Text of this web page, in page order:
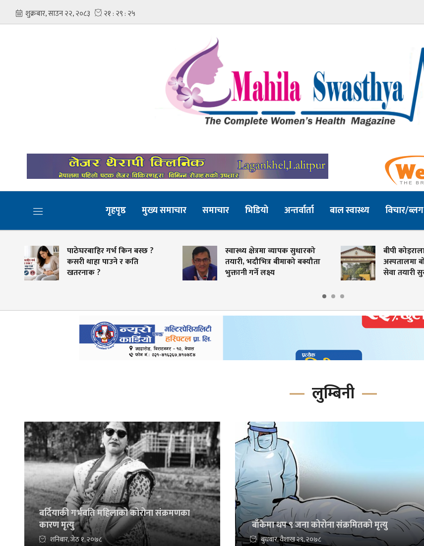
गृहपृष्ठ मुख्य समाचार समाचार भिडियो अन्तर्वार्ता बाल स्वास्थ्य विचार/ब्लग
गर्भ किन बस्छ ?
थाहा पाउने र कति
?
स्वास्थ्य क्षेत्रमा व्यापक सुधारको
तयारी, भदौभित्र बीमाको बक्यौता
भुक्तानी गर्ने लक्ष्य
बीपी कोइराला क्यान्सर
अस्पतालमा बोनम्यारो प्रत्यारोपण
सेवा तयारी सुरु
लुम्बिनी
बर्दियाकी गर्भवति महिलाको कोरोना संक्रमणका
कारण मृत्यु
शनिबार, जेठ १, २०७८
बाँकेमा थप ९ जना कोरोना संक्रमितको मृत्यु
बुधबार, वैशाख २९, २०७८